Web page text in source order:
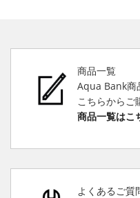
商品一覧
Aqua Bank商
こちらからご
商品一覧はこ
よくあるご質